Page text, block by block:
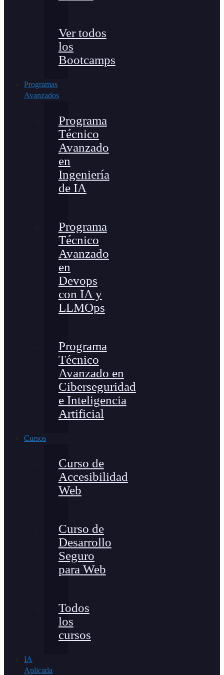
Ver todos
los
Bootcamps
Programas
Avanzados
Programa
Técnico
Avanzado
en
Ingeniería
de IA
Programa
Técnico
Avanzado
en
Devops
con IA y
LLMOps
Programa
Técnico
Avanzado en
Ciberseguridad
e Inteligencia
Artificial
Cursos
Curso de
Accesibilidad
Web
Curso de
Desarrollo
Seguro
para Web
Todos
los
cursos
IA
Aplicada